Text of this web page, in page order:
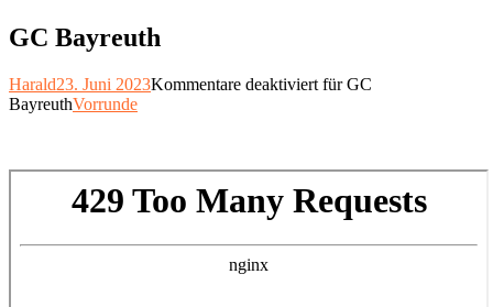
GC Bayreuth
Harald23. Juni 2023Kommentare deaktiviert für GC
BayreuthVorrunde